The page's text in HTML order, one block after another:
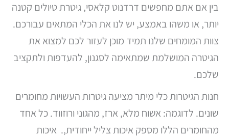
בין אם אתם מחפשים דרדנוט קלאסי, גיטרת טיולים קטנה
יותר, או משהו באמצע, יש לנו את הכלי המתאים עבורכם.
צוות המומחים שלנו תמיד מוכן לעזור לכם למצוא את
הגיטרה המושלמת שמתאימה לסגנון, להעדפות ולתקציב
שלכם.
חנות הגיטרות כלי מיתר מציעה גיטרות העשויות מחומרים
שונים. לדוגמה: אשוח מלא, ארז, מהגוני ורוזווד. כל אחד
מהחומרים הללו מספק איכות צליל ייחודית,. איכות